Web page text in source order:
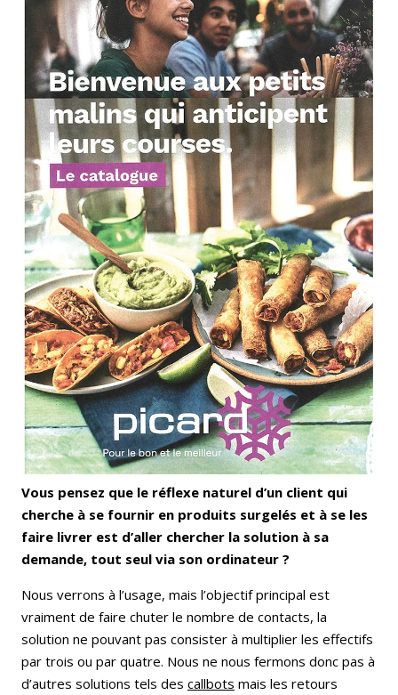
Vous pensez que le réflexe naturel d’un client qui
cherche à se fournir en produits surgelés et à se les
faire livrer est d’aller chercher la solution à sa
demande, tout seul via son ordinateur ?
Nous verrons à l’usage, mais l’objectif principal est
vraiment de faire chuter le nombre de contacts, la
solution ne pouvant pas consister à multiplier les effectifs
par trois ou par quatre. Nous ne nous fermons donc pas à
d’autres solutions tels des callbots mais les retours